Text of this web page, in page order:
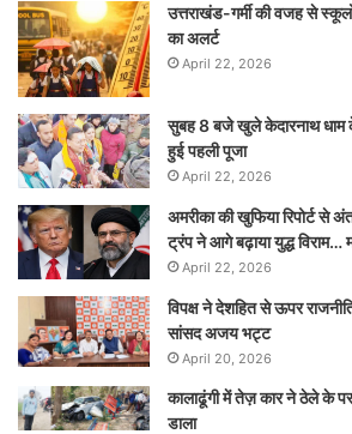
उत्तराखंड-गर्मी की वजह से
का अलर्ट
April 22, 2026
सुबह 8 बजे खुले केदारनाथ धाम
हुई पहली पूजा
April 22, 2026
अमरीका की खुफिया रिपोर्ट से
ट्रंप ने आगे बढ़ाया युद्ध विराम…
April 22, 2026
विपक्ष ने देशहित से ऊपर
सांसद अजय भट्ट
April 20, 2026
कालाढूंगी में तेज़ कार ने ठेले के
डाला